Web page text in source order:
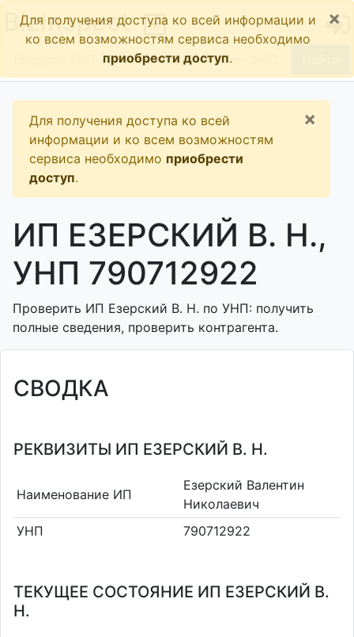
BizInspect
Для получения доступа ко всей информации и
ко всем возможностям сервиса необходимо
приобрести доступ.
×
Для получения доступа ко всей
информации и ко всем возможностям
сервиса необходимо приобрести
доступ.
×
ИП ЕЗЕРСКИЙ В. Н.,
УНП 790712922
Проверить ИП Езерский В. Н. по УНП: получить
полные сведения, проверить контрагента.
СВОДКА
РЕКВИЗИТЫ ИП ЕЗЕРСКИЙ В. Н.
Наименование ИП
Езерский Валентин
Николаевич
УНП
790712922
ТЕКУЩЕЕ СОСТОЯНИЕ ИП ЕЗЕРСКИЙ В.
Н.